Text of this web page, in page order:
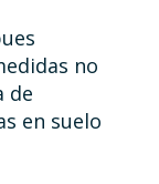
no
de
en suelo